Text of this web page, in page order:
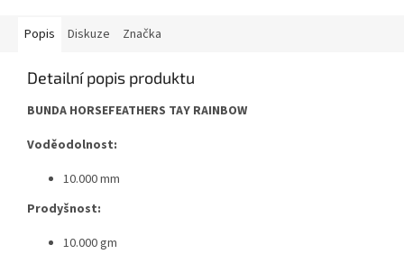
Popis Diskuze Značka
Detailní popis produktu
BUNDA HORSEFEATHERS TAY RAINBOW
Voděodolnost:
10.000 mm
Prodyšnost:
10.000 gm